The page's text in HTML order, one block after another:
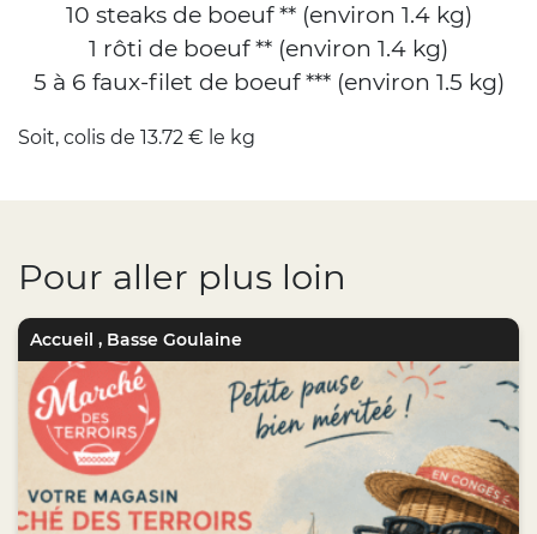
10 steaks de boeuf ** (environ 1.4 kg)
1 rôti de boeuf ** (environ 1.4 kg)
5 à 6 faux-filet de boeuf *** (environ 1.5 kg)
Soit, colis de 13.72 € le kg
Pour aller plus loin
Accueil , Basse Goulaine